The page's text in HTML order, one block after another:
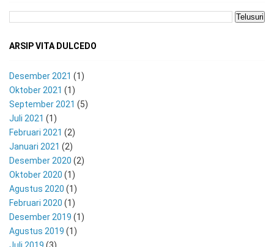
ARSIP VITA DULCEDO
Desember 2021 (1)
Oktober 2021 (1)
September 2021 (5)
Juli 2021 (1)
Februari 2021 (2)
Januari 2021 (2)
Desember 2020 (2)
Oktober 2020 (1)
Agustus 2020 (1)
Februari 2020 (1)
Desember 2019 (1)
Agustus 2019 (1)